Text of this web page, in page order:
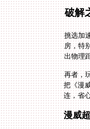
破解
挑选加
房，特
出物理
再者，
把《漫
连，省
漫威